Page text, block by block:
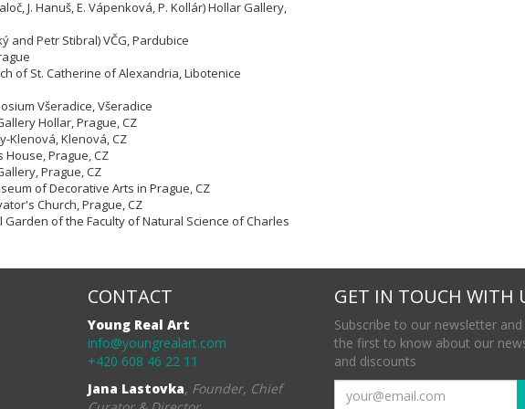
J. Hanuš, E. Vápenková, P. Kollár) Hollar Gallery,
and Petr Stibral) VČG, Pardubice
of St. Catherine of Alexandria, Libotenice
Všeradice, Všeradice
Hollar, Prague,CZ
Klenová, Klenová,CZ
House, Prague, CZ
Prague, CZ
of Decorative Arts in Prague, CZ
Church, Prague, CZ
Garden of the Faculty of Natural Science of Charles
CONTACT
Young Real Art
info@youngrealart.com
+420 608 46 22 11
Jana Lastovka, Founder, Chief
GET IN TOUCH WITH
Subscribe to our newsletter and
the first to know about our
and discounts